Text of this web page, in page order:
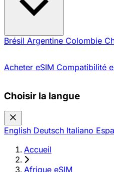
Brésil Argentine Colombie
Acheter eSIM Compatibilité
Choisir la langue
English Deutsch Italiano
Accueil
›
Afrique eSIM